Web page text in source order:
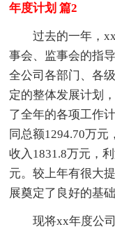
年度计划 篇2
过去的一年，
事会、监事会的指
全公司各部门、各
定的整体发展计划
了全年的各项工作
同总额1294.70万元
收入1831.8万元，
元。较上年有很大
展奠定了良好的基础
现将xx年度公